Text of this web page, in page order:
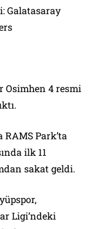
Galatasaray
Osimhen 4 resmi
RAMS Park’ta
ilk 11
sakat geldi.
Ligi’ndeki